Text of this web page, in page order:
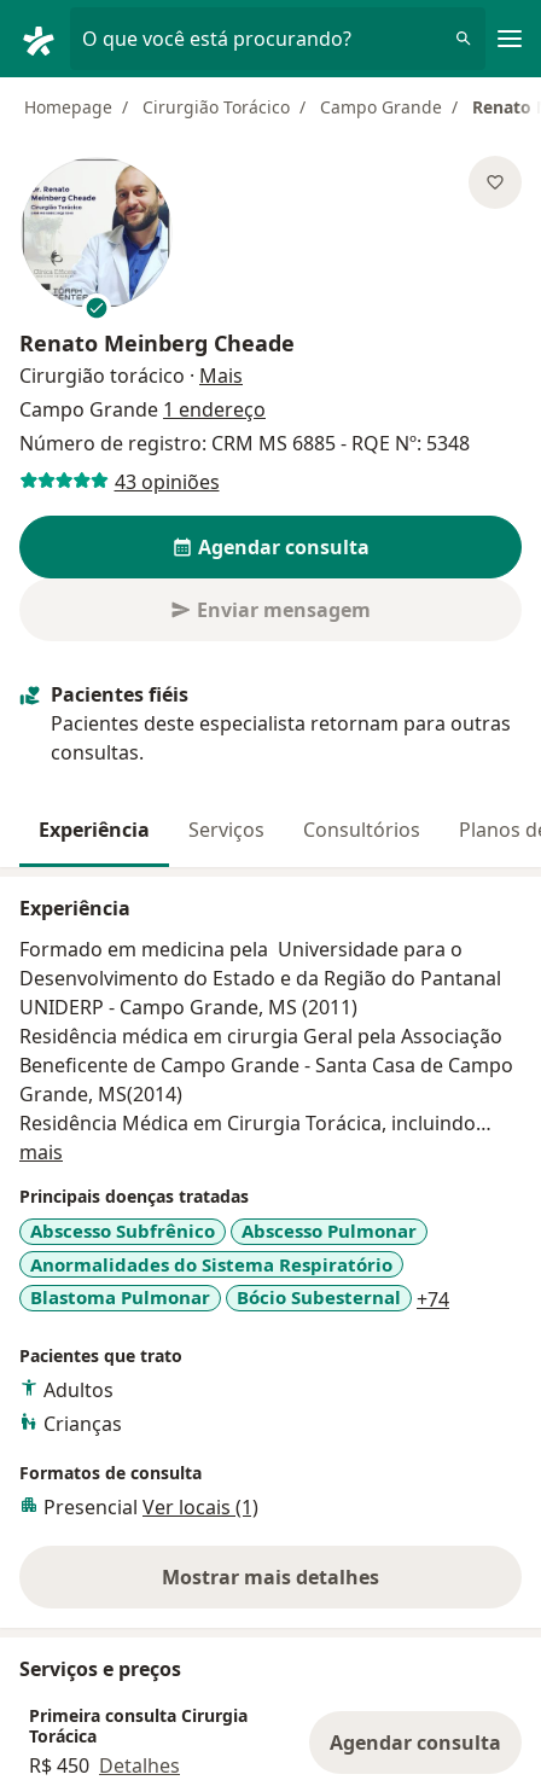
O que você está procurando?
Homepage Cirurgião Torácico Campo Grande Renato
Renato Meinberg Cheade
Cirurgião torácico · Mais
Campo Grande 1 endereço
Número de registro: CRM MS 6885 - RQE Nº: 5348
43 opiniões
Agendar consulta
Enviar mensagem
Pacientes fiéis
Pacientes deste especialista retornam para outras
consultas.
Experiência Serviços Consultórios Planos
Experiência
Formado em medicina pela Universidade para o
Desenvolvimento do Estado e da Região do Pantanal
UNIDERP - Campo Grande, MS (2011)
Residência médica em cirurgia Geral pela Associação
Beneficente de Campo Grande - Santa Casa de Campo
Grande, MS(2014)
Residência Médica em Cirurgia Torácica, incluindo
Videocirurgia e atuação e cir. Toracica pediátrica (2016)
Pós Graduando em Cirurgia Torácica Robótica no
Hospital Albert Einstein. Atua em cirurgia torácica
geral e oncológica, endoscopia respiratória,
tratamento cirúrgico de hiper-hidrose e correção dos
mais
Principais doenças tratadas
Abscesso Subfrênico
Abscesso Pulmonar
Anormalidades do Sistema Respiratório
Blastoma Pulmonar
Bócio Subesternal +74
Pacientes que trato
Adultos
Crianças
Formatos de consulta
Presencial Ver locais (1)
Mostrar mais detalhes
sobre a experiência
Serviços e preços
Primeira consulta Cirurgia
Torácica
R$ 450 Detalhes
Agendar consulta